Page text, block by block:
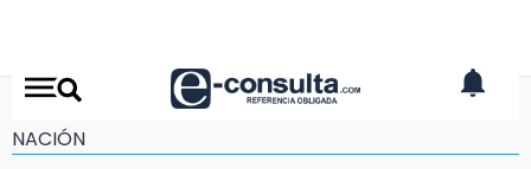
NACIÓN